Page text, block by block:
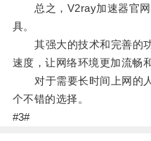
总之，V2ray加速器官网
具。
其强大的技术和完善的功
速度，让网络环境更加流畅
对于需要长时间上网的人
个不错的选择。
#3#